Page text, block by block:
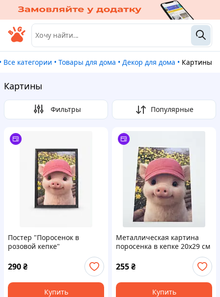
Все категории • Товары для дома • Декор для дома • Картины
Картины
Фильтры Популярные
Постер "Поросенок в
розовой кепке"
290₴
Купить
Металлическая картина
поросенка в кепке 20х29 см
255₴
Купить